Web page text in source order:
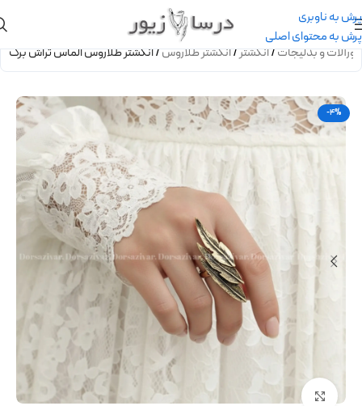
پرش به ناوبری
پرش به محتوای اصلی
و بدلیجات/انگشتر/انگشتر طلاروس/انگشتر طلاروس الماس تراش برگ
-4%
برای بزرگنمایی کلیک کنید